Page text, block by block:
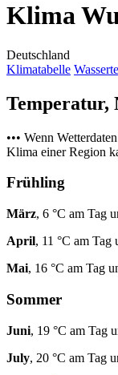
Klima
Deutschland
Klimatabelle
Temperatur,
••• Wenn
Klima einer Region
Frühling
März, 6 °C am Tag
April, 11 °C am
Mai, 16 °C am Tag
Sommer
Juni, 19 °C am Tag
July, 20 °C am Tag